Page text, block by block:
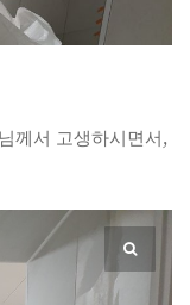
께서 고생하시면서,